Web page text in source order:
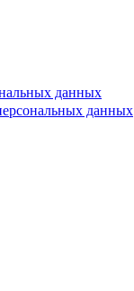
данных
данных